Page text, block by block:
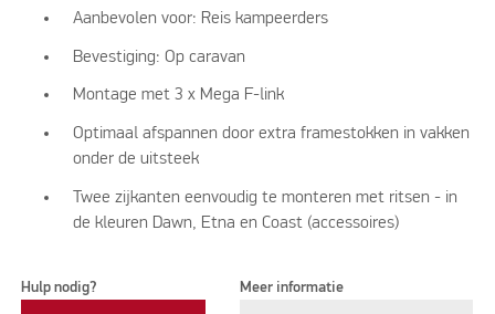
Aanbevolen voor: Reis kampeerders
Bevestiging: Op caravan
Montage met 3 x Mega F-link
Optimaal afspannen door extra framestokken in vakken
onder de uitsteek
Twee zijkanten eenvoudig te monteren met ritsen - in
de kleuren Dawn, Etna en Coast (accessoires)
Hulp nodig? Meer informatie